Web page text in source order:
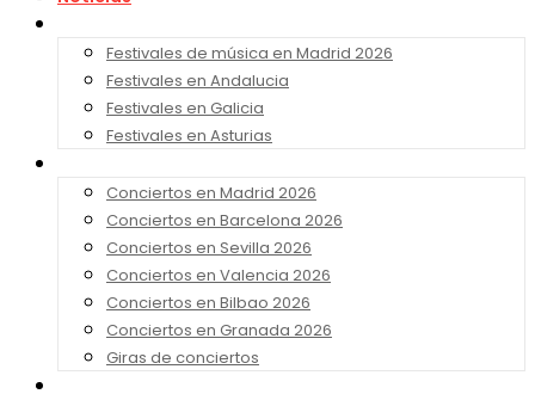
Festivales de música en Madrid 2026
Festivales en Andalucia
Festivales en Galicia
Festivales en Asturias
Conciertos en Madrid 2026
Conciertos en Barcelona 2026
Conciertos en Sevilla 2026
Conciertos en Valencia 2026
Conciertos en Bilbao 2026
Conciertos en Granada 2026
Giras de conciertos